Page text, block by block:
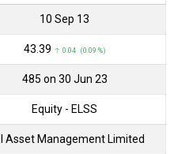
10 Sep 13
₹43.39 ↑ 0.04 (0.09 %)
₹485 on 30 Jun 23
Equity - ELSS
Asset Management Limited